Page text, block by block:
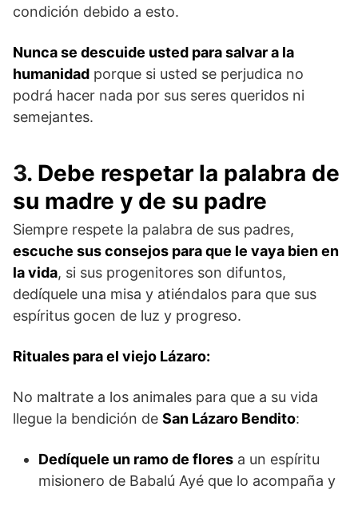
condición debido a esto.
Nunca se descuide usted para salvar a la
humanidad porque si usted se perjudica no
podrá hacer nada por sus seres queridos ni
semejantes.
3. Debe respetar la palabra de
su madre y de su padre
Siempre respete la palabra de sus padres,
escuche sus consejos para que le vaya bien en
la vida, si sus progenitores son difuntos,
dedíquele una misa y atiéndalos para que sus
espíritus gocen de luz y progreso.
Rituales para el viejo Lázaro:
No maltrate a los animales para que a su vida
llegue la bendición de San Lázaro Bendito:
Dedíquele un ramo de flores a un espíritu
misionero de Babalú Ayé que lo acompaña y